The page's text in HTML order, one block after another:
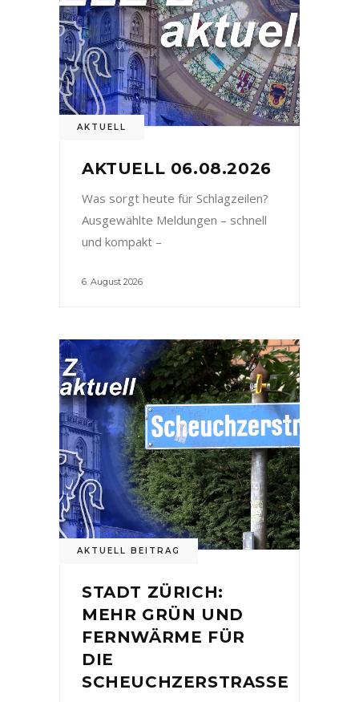
AKTUELL
AKTUELL 06.08.2026
Was sorgt heute für Schlagzeilen?
Ausgewählte Meldungen – schnell
und kompakt –
6. August 2026
AKTUELL BEITRAG
STADT ZÜRICH:
MEHR GRÜN UND
FERNWÄRME FÜR
DIE
SCHEUCHZERSTRASSE